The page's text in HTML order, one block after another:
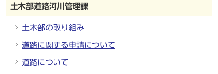
土木部道路河川管理課
土木部の取り組み
道路に関する申請について
道路について